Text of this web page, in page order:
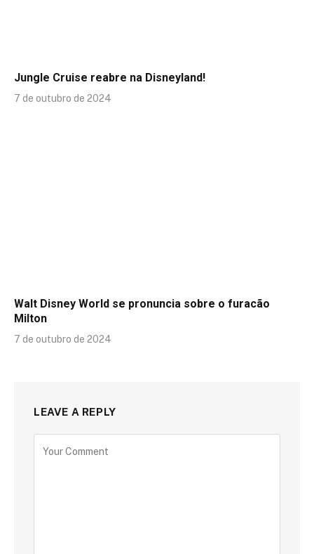
Jungle Cruise reabre na Disneyland!
7 de outubro de 2024
Walt Disney World se pronuncia sobre o furacão
Milton
7 de outubro de 2024
LEAVE A REPLY